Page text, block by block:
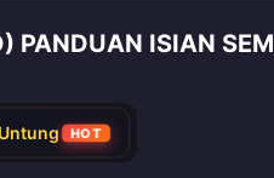
PANDUAN ISIAN
HOT